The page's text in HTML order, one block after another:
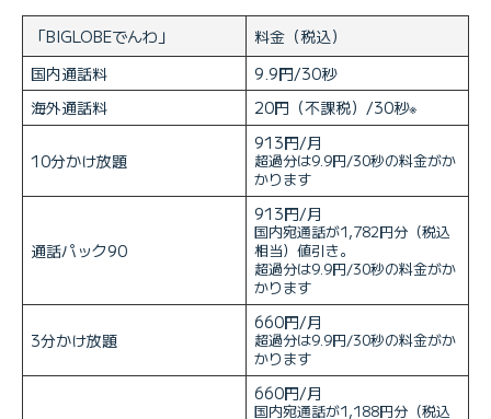
「BIGLOBEでんわ」
料金（税込）
国内通話料
9.9円/30秒
海外通話料
20円（不課税）/30秒※
10分かけ放題
913円/月
超過分は9.9円/30秒の料金がか
かります
通話パック90
913円/月
国内宛通話が1,782円分（税込
相当）値引き。
超過分は9.9円/30秒の料金がか
かります
3分かけ放題
660円/月
超過分は9.9円/30秒の料金がか
かります
660円/月
国内宛通話が1,188円分（税込